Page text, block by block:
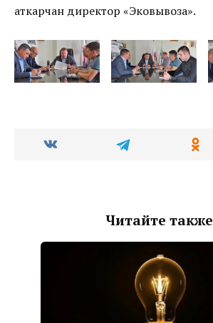
аткарчан директор «Эковывоза».
Читайте также